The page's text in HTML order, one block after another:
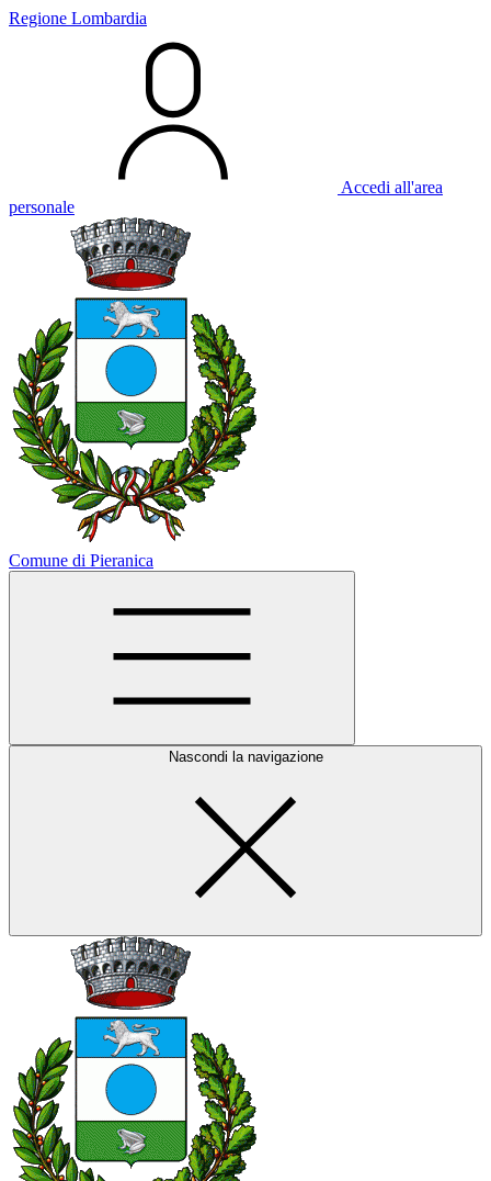
Regione Lombardia
Accedi all'area
personale
Comune di Pieranica
Nascondi la navigazione